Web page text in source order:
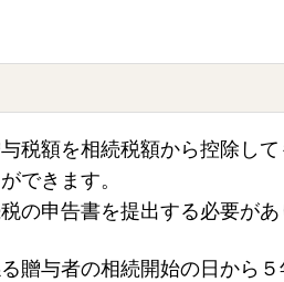
税額を相続税額から控除し
できます。
の申告書を提出する必要があ
贈与者の相続開始の日から